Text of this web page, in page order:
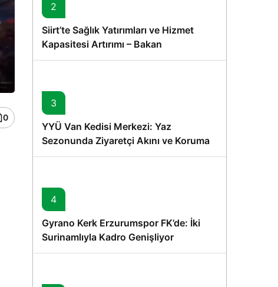
0
2
Siirt’te Sağlık Yatırımları ve Hizmet
Kapasitesi Artırımı – Bakan
Memişoğlu’nun Ziyareti
3
YYÜ Van Kedisi Merkezi: Yaz
Sezonunda Ziyaretçi Akını ve Koruma
Vurgusu
4
Gyrano Kerk Erzurumspor FK’de: İki
Surinamlıyla Kadro Genişliyor